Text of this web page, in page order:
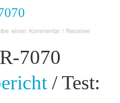
einen Kommentar / Receiver
7070
/ Test: